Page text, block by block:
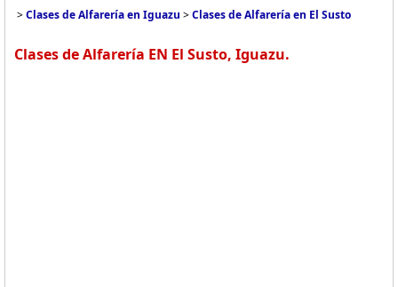
>Clases de Alfarería en Iguazu >Clases de Alfarería en El Susto
Clases de Alfarería EN El Susto, Iguazu.